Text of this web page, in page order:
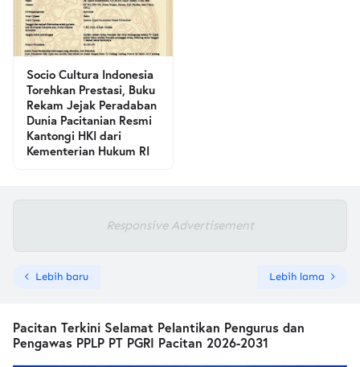
Socio Cultura Indonesia
Torehkan Prestasi, Buku
Rekam Jejak Peradaban
Dunia Pacitanian Resmi
Kantongi HKI dari
Kementerian Hukum RI
Responsive Advertisement
Lebih baru Lebih lama
Pacitan Terkini Selamat Pelantikan Pengurus dan
Pengawas PPLP PT PGRI Pacitan 2026-2031